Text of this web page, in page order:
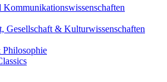
Kommunikationswissenschaften
Gesellschaft & Kulturwissenschaften